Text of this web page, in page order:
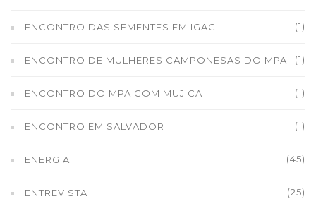
ENCONTRO DAS SEMENTES EM IGACI (1)
ENCONTRO DE MULHERES CAMPONESAS DO MPA (1)
ENCONTRO DO MPA COM MUJICA (1)
ENCONTRO EM SALVADOR (1)
ENERGIA (45)
ENTREVISTA (25)